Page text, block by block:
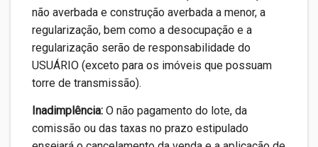
não averbada e construção averbada a menor, a
regularização, bem como a desocupação e a
regularização serão de responsabilidade do
USUÁRIO (exceto para os imóveis que possuam
torre de transmissão).
Inadimplência: O não pagamento do lote, da
comissão ou das taxas no prazo estipulado